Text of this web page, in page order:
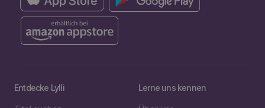
Entdecke Lylli Lerne uns kennen